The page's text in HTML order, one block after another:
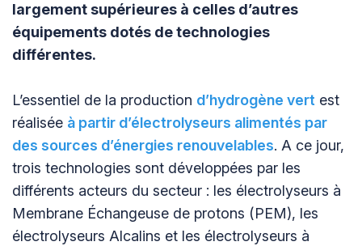
largement supérieures à celles d’autres
équipements dotés de technologies
différentes.
L’essentiel de la production d’hydrogène vert est
réalisée à partir d’électrolyseurs alimentés par
des sources d’énergies renouvelables. A ce jour,
trois technologies sont développées par les
différents acteurs du secteur : les électrolyseurs à
Membrane Échangeuse de protons (PEM), les
électrolyseurs Alcalins et les électrolyseurs à